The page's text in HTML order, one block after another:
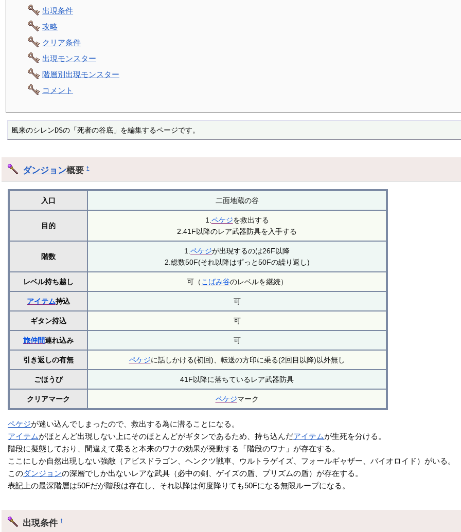
出現条件
攻略
クリア条件
出現モンスター
階層別出現モンスター
コメント
風来のシレンDSの「死者の谷底」を編集するページです。
ダンジョン概要†
入口 二面地蔵の谷
目的
1.ペケジを救出する
2.41F以降のレア武器防具を入手する
階数
1.ペケジが出現するのは26F以降
2.総数50F(それ以降はずっと50Fの繰り返し)
レベル持ち越し 可（こばみ谷のレベルを継続）
アイテム持込 可
ギタン持込 可
旅仲間連れ込み 可
引き返しの有無 ペケジに話しかける(初回)、転送の方印に乗る(2回目以降)以外無し
ごほうび 41F以降に落ちているレア武器防具
クリアマーク ペケジマーク
ペケジが迷い込んでしまったので、救出する為に潜ることになる。
アイテムがほとんど出現しない上にそのほとんどがギタンであるため、持ち込んだアイテムが生死を分ける。
階段に擬態しており、間違えて乗ると本来のワナの効果が発動する「階段のワナ」が存在する。
ここにしか自然出現しない強敵（アビスドラゴン、ヘンクツ戦車、ウルトラゲイズ、フォールギャザー、バイオロイド）がいる。
このダンジョンの深層でしか出ないレアな武具（必中の剣、ゲイズの盾、プリズムの盾）が存在する。
表記上の最深階層は50Fだが階段は存在し、それ以降は何度降りても50Fになる無限ループになる。
出現条件†